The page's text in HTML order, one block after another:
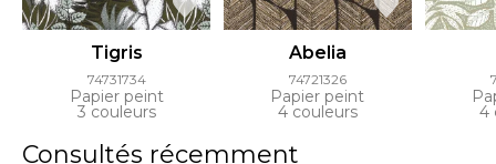
Tigris
74731734
Papier peint
3 couleurs
Abelia
74721326
Papier peint
4 couleurs 4
Consultés récemment